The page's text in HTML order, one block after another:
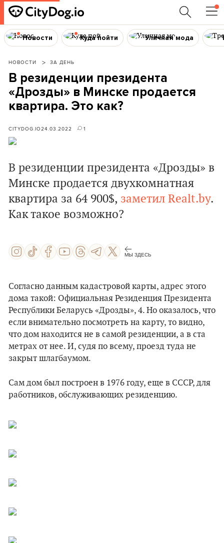
Новости Куда пойти Уличная мода
НОВОСТИ ЗА ДЕНЬ
В резиденции президента
«Дрозды» в Минске продается
квартира. Это как?
CITYDOG.IO24.03.2022 1
В резиденции президента «Дрозды» в
Минске продается двухкомнатная
квартира за 64 900$, заметил Realt.by.
Как такое возможно?
МЫ ЗДЕСЬ
Согласно данным кадастровой карты, адрес этого
дома такой: Официальная Резиденция Президента
Республики Беларусь «Дрозды», 4. Но оказалось, что
если внимательно посмотреть на карту, то видно,
что дом находится не в самой резиденции, а в ста
метрах от нее. И, судя по всему, проезд туда не
закрыт шлагбаумом.
Сам дом был построен в 1976 году, еще в СССР, для
работников, обслуживающих резиденцию.